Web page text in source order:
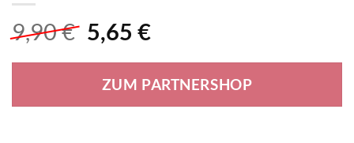
9,90€ Ursprünglicher
war:
9,90 €
5,65 €Aktueller
ist:
5,65 €.
ZUM PARTNERSHOP